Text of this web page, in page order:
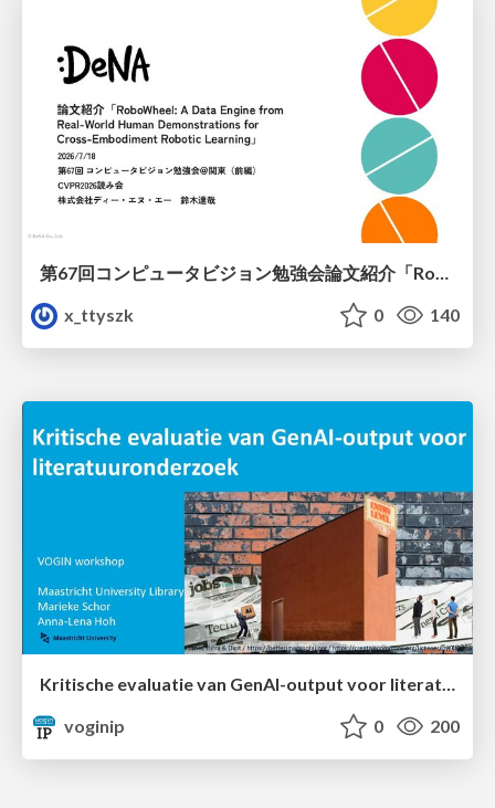
x_ttyszk
0 140
Kritische evaluatie van GenAI-output voor literatuuronderzoek
voginip
0 200